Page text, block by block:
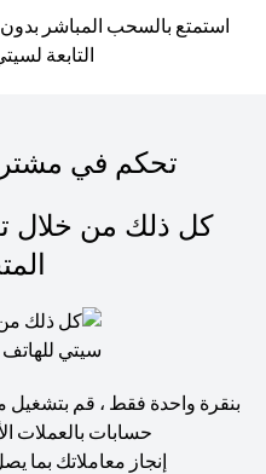
استمتع بالسحب المباشر
التابعة
تحكم في
كل ذلك من خلال
بنقرة واحدة فقط ، قم
حسابات بالعملات
إنجاز معاملاتك بما يصل إلى 9